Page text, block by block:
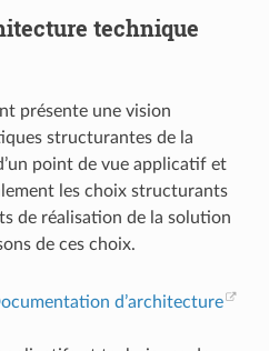
technique
présente une vision
structurantes de la
point de vue applicatif et
les choix structurants
de réalisation de la solution
de ces choix.
d’architecture